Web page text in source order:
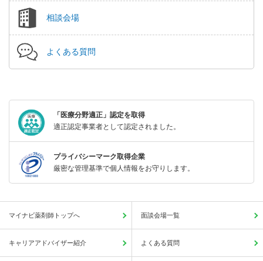
相談会場
よくある質問
「医療分野適正」認定を取得
適正認定事業者として認定されました。
プライバシーマーク取得企業
厳密な管理基準で個人情報をお守りします。
マイナビ薬剤師トップへ 面談会場一覧
キャリアアドバイザー紹介 よくある質問